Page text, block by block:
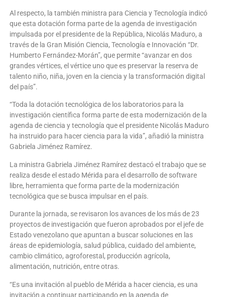
Al respecto, la también ministra para Ciencia y Tecnología indicó
que esta dotación forma parte de la agenda de investigación
impulsada por el presidente de la República, Nicolás Maduro, a
través de la Gran Misión Ciencia, Tecnología e Innovación “Dr.
Humberto Fernández-Morán”, que permite “avanzar en dos
grandes vértices, el vértice uno que es preservar la reserva de
talento niño, niña, joven en la ciencia y la transformación digital
del país”.
“Toda la dotación tecnológica de los laboratorios para la
investigación científica forma parte de esta modernización de la
agenda de ciencia y tecnología que el presidente Nicolás Maduro
ha instruido para hacer ciencia para la vida”, añadió la ministra
Gabriela Jiménez Ramírez.
La ministra Gabriela Jiménez Ramírez destacó el trabajo que se
realiza desde el estado Mérida para el desarrollo de software
libre, herramienta que forma parte de la modernización
tecnológica que se busca impulsar en el país.
Durante la jornada, se revisaron los avances de los más de 23
proyectos de investigación que fueron aprobados por el jefe de
Estado venezolano que apuntan a buscar soluciones en las
áreas de epidemiología, salud pública, cuidado del ambiente,
cambio climático, agroforestal, producción agrícola,
alimentación, nutrición, entre otras.
“Es una invitación al pueblo de Mérida a hacer ciencia, es una
invitación a continuar participando en la agenda de